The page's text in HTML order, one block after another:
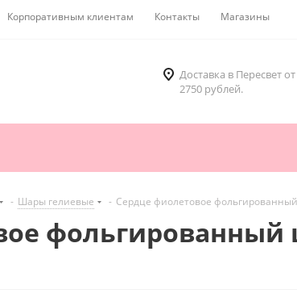
Корпоративным клиентам Контакты Магазины
Доставка в Пересвет от
2750 рублей.
- Шары гелиевые - Сердце фиолетовое
фольгированный